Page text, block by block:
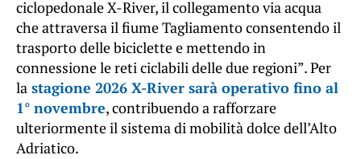
ciclopedonale X-River, il collegamento via acqua
che attraversa il fiume Tagliamento consentendo il
trasporto delle biciclette e mettendo in
connessione le reti ciclabili delle due regioni”. Per
la stagione 2026 X-River sarà operativo fino al
1° novembre, contribuendo a rafforzare
ulteriormente il sistema di mobilità dolce dell’Alto
Adriatico.